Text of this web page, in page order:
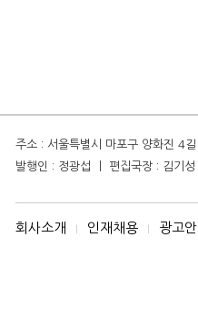
주소 : 서울특별시 마포구 양화진 4
발행인 : 정광섭 ㅣ 편집국장 : 김
회사소개 I 인재채용 I 광고